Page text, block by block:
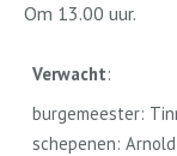
Om 13.00 uur.
Verwacht:
burgemeester:
schepenen: